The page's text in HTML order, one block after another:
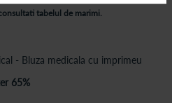
tabelul de marimi.
65%